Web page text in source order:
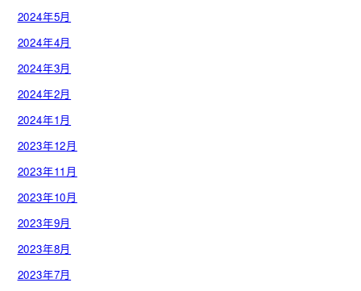
2024年5月
2024年4月
2024年3月
2024年2月
2024年1月
2023年12月
2023年11月
2023年10月
2023年9月
2023年8月
2023年7月